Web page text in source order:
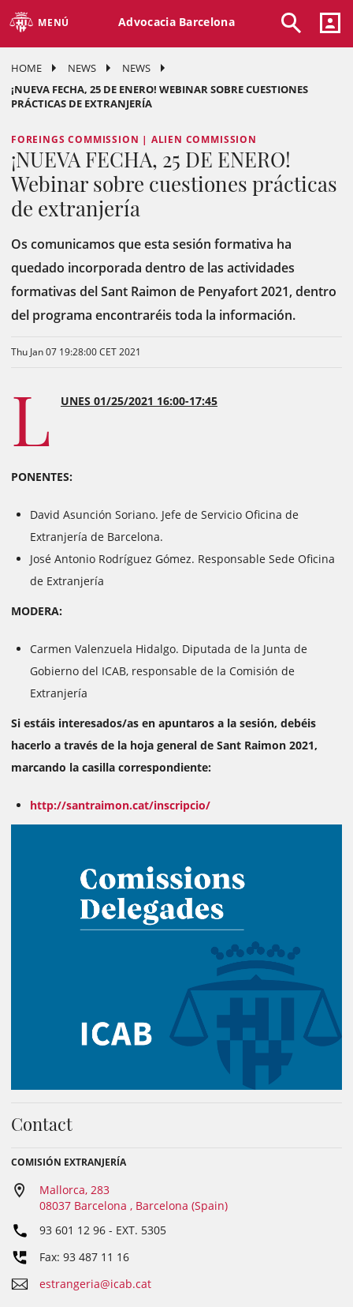
MENÚ Advocacia Barcelona
HOME NEWS
NEWS
¡NUEVA FECHA, 25 DE ENERO! WEBINAR SOBRE CUESTIONES
PRÁCTICAS DE EXTRANJERÍA
FOREINGS COMMISSION | ALIEN COMMISSION
¡NUEVA FECHA, 25 DE ENERO!
Webinar sobre cuestiones prácticas
de extranjería
Os comunicamos que esta sesión formativa ha
quedado incorporada dentro de las actividades
formativas del Sant Raimon de Penyafort 2021, dentro
del programa encontraréis toda la información.
Thu Jan 07 19:28:00 CET 2021
L UNES 01/25/2021 16:00-17:45
PONENTES:
David Asunción Soriano. Jefe de Servicio Oficina de
Extranjería de Barcelona.
José Antonio Rodríguez Gómez. Responsable Sede Oficina
de Extranjería
MODERA:
Carmen Valenzuela Hidalgo. Diputada de la Junta de
Gobierno del ICAB, responsable de la Comisión de
Extranjería
Si estáis interesados/as en apuntaros a la sesión, debéis
hacerlo a través de la hoja general de Sant Raimon 2021,
marcando la casilla correspondiente:
http://santraimon.cat/inscripcio/
Contact
COMISIÓN EXTRANJERÍA
Mallorca, 283
08037 Barcelona , Barcelona (Spain)
93 601 12 96 - EXT. 5305
Fax: 93 487 11 16
estrangeria@icab.cat